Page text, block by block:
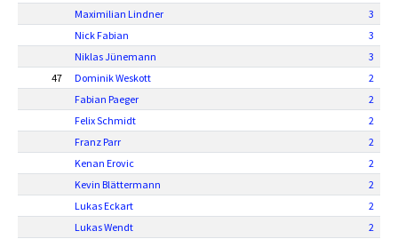
Maximilian Lindner
3
Nick Fabian
3
Niklas Jünemann
3
47
Dominik Weskott
2
Fabian Paeger
2
Felix Schmidt
2
Franz Parr
2
Kenan Erovic
2
Kevin Blättermann
2
Lukas Eckart
2
Lukas Wendt
2